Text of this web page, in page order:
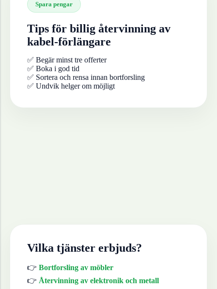
Spara pengar
Tips för billig återvinning av
kabel-förlängare
✅ Begär minst tre offerter
✅ Boka i god tid
✅ Sortera och rensa innan bortforsling
✅ Undvik helger om möjligt
Vilka tjänster erbjuds?
👉 Bortforsling av möbler
👉 Återvinning av elektronik och metall